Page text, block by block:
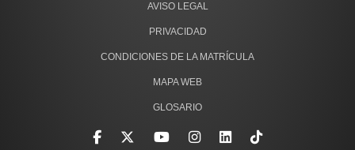
AVISO LEGAL
PRIVACIDAD
CONDICIONES DE LA MATRÍCULA
MAPA WEB
GLOSARIO